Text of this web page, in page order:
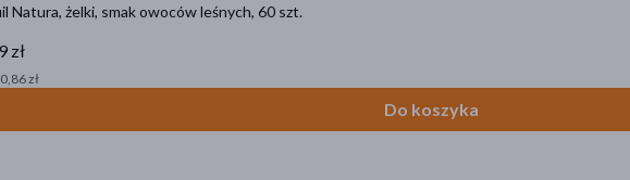
Natura, żelki, smak owoców leśnych, 60 szt.
zł
zł
Do koszyka